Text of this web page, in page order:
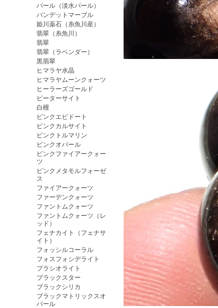
パール（淡水パール）
バンデットマーブル
姫川薬石（糸魚川産）
翡翠（糸魚川）
翡翠
翡翠（ラベンダー）
黒翡翠
ヒマラヤ水晶
ヒマラヤムーンクォーツ
ヒーラーズゴールド
ピーターサイト
白檀
ピンクエピドート
ピンクカルサイト
ピンクトルマリン
ピンクオパール
ピンクファイアークォー
ツ
ピンクメタモルフォーゼ
ス
ファイアークォーツ
ファーデンクォーツ
ファントムクォーツ
ファントムクォーツ（レ
ッド）
フェナカイト（フェナサ
イト）
フォッシルコーラル
フォスフォシデライト
プラシオライト
ブラックスター
ブラックシリカ
ブラックマトリックスオ
パール